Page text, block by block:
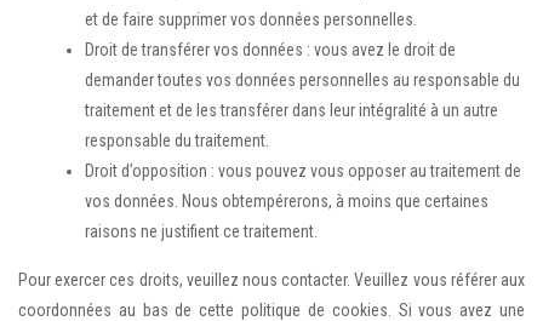
et de faire supprimer vos données personnelles.
Droit de transférer vos données : vous avez le droit de
demander toutes vos données personnelles au responsable du
traitement et de les transférer dans leur intégralité à un autre
responsable du traitement.
Droit d’opposition : vous pouvez vous opposer au traitement de
vos données. Nous obtempérerons, à moins que certaines
raisons ne justifient ce traitement.
Pour exercer ces droits, veuillez nous contacter. Veuillez vous référer aux
coordonnées au bas de cette politique de cookies. Si vous avez une